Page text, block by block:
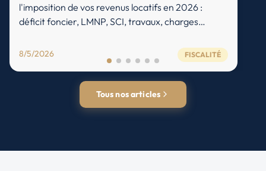
l'imposition de vos revenus locatifs en 2026 :
déficit foncier, LMNP, SCI, travaux, charges
8/5/2026 FISCALITÉ
Tous nos articles